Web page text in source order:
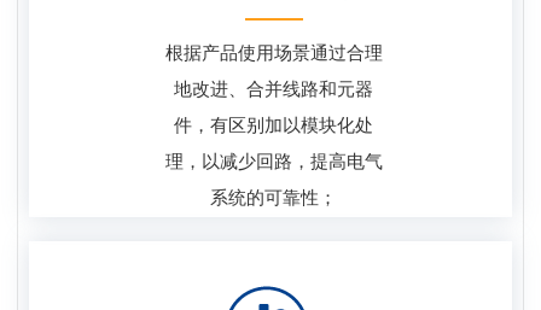
根据产品使用场景通过合理
地改进、合并线路和元器
件，有区别加以模块化处
理，以减少回路，提高电气
系统的可靠性；